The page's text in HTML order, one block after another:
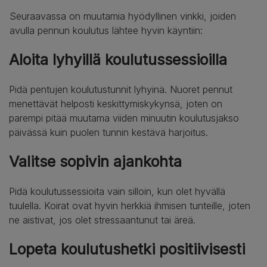
Seuraavassa on muutamia hyödyllinen vinkki, joiden
avulla pennun koulutus lähtee hyvin käyntiin:
Aloita lyhyillä koulutussessioilla
Pidä pentujen koulutustunnit lyhyinä. Nuoret pennut
menettävät helposti keskittymiskykynsä, joten on
parempi pitää muutama viiden minuutin koulutusjakso
päivässä kuin puolen tunnin kestävä harjoitus.
Valitse sopivin ajankohta
Pidä koulutussessioita vain silloin, kun olet hyvällä
tuulella. Koirat ovat hyvin herkkiä ihmisen tunteille, joten
ne aistivat, jos olet stressaantunut tai äreä.
Lopeta koulutushetki positiivisesti